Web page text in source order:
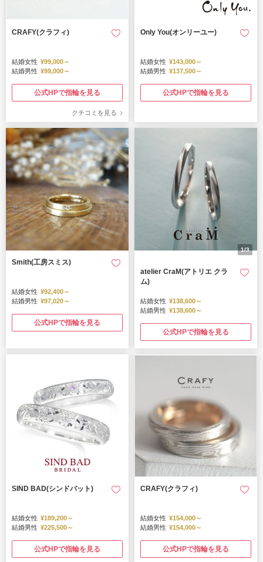
CRAFY(クラフィ)
結婚女性 ¥99,000～
結婚男性 ¥99,000～
公式HPで指輪を見る
クチコミを見る
Only You(オンリーユー)
結婚女性 ¥143,000～
結婚男性 ¥137,500～
公式HPで指輪を見る
Smith(工房スミス)
結婚女性 ¥92,400～
結婚男性 ¥97,020～
公式HPで指輪を見る
1/3
atelier CraM(アトリエ クラ
ム)
結婚女性 ¥138,600～
結婚男性 ¥138,600～
公式HPで指輪を見る
SIND BAD(シンドバット)
結婚女性 ¥189,200～
結婚男性 ¥225,500～
公式HPで指輪を見る
CRAFY(クラフィ)
結婚女性 ¥154,000～
結婚男性 ¥154,000～
公式HPで指輪を見る